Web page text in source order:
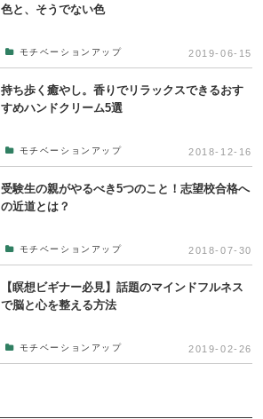
色と、そうでない色
モチベーションアップ 2019-06-15
持ち歩く癒やし。香りでリラックスできるおす
すめハンドクリーム5選
モチベーションアップ 2018-12-16
受験生の親がやるべき5つのこと！志望校合格へ
の近道とは？
モチベーションアップ 2018-07-30
【瞑想ビギナー必見】話題のマインドフルネス
で脳と心を整える方法
モチベーションアップ 2019-02-26